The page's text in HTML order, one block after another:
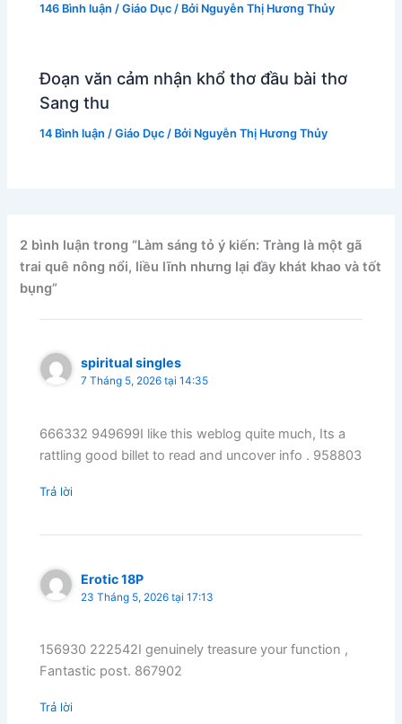
146 Bình luận /Giáo Dục / Bởi Nguyễn Thị Hương Thủy
Đoạn văn cảm nhận khổ thơ đầu bài thơ
Sang thu
14 Bình luận /Giáo Dục / Bởi Nguyễn Thị Hương Thủy
2 bình luận trong “Làm sáng tỏ ý kiến: Tràng là một gã
trai quê nông nổi, liều lĩnh nhưng lại đầy khát khao và tốt
bụng”
spiritual singles
7 Tháng 5, 2026 tại 14:35
666332 949699I like this weblog quite much, Its a
rattling good billet to read and uncover info . 958803
Trả lời
Erotic 18P
23 Tháng 5, 2026 tại 17:13
156930 222542I genuinely treasure your function ,
Fantastic post. 867902
Trả lời